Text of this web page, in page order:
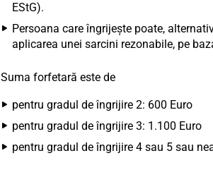
EStG).
Persoana care îngrijește poate,
aplicarea unei sarcini rezonabile, pe
Suma forfetară este de
pentru gradul de îngrijire 2: 600 Euro
pentru gradul de îngrijire 3: 1.100 Euro
pentru gradul de îngrijire 4 sau 5 sau